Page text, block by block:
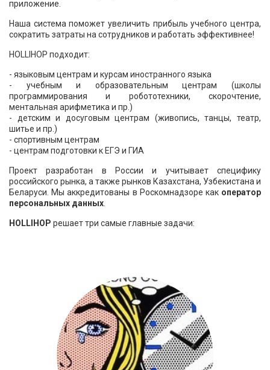
приложение.
Наша система поможет увеличить прибыль учебного центра,
сократить затраты на сотрудников и работать эффективнее!
HOLLIHOP подходит:
- языковым центрам и курсам иностранного языка
- учебным и образовательным центрам (школы
программирования и робототехники, скорочтение,
ментальная арифметика и пр.)
- детским и досуговым центрам (живопись, танцы, театр,
шитье и пр.)
- спортивным центрам
- центрам подготовки к ЕГЭ и ГИА
Проект разработан в России и учитывает специфику
российского рынка, а также рынков Казахстана, Узбекистана и
Беларуси. Мы аккредитованы в Роскомнадзоре как оператор
персональных данных.
HOLLIHOP решаеттри самые главные задачи: